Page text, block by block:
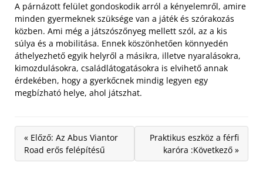
A párnázott felület gondoskodik arról a kényelemről, amire
minden gyermeknek szüksége van a játék és szórakozás
közben. Ami még a játszószőnyeg mellett szól, az a kis
súlya és a mobilitása. Ennek köszönhetően könnyedén
áthelyezhető egyik helyről a másikra, illetve nyaralásokra,
kimozdulásokra, családlátogatásokra is elvihető annak
érdekében, hogy a gyerkőcnek mindig legyen egy
megbízható helye, ahol játszhat.
« Előző: Az Abus Viantor
Road erős felépítésű
Praktikus eszköz a férfi
karóra :Következő »